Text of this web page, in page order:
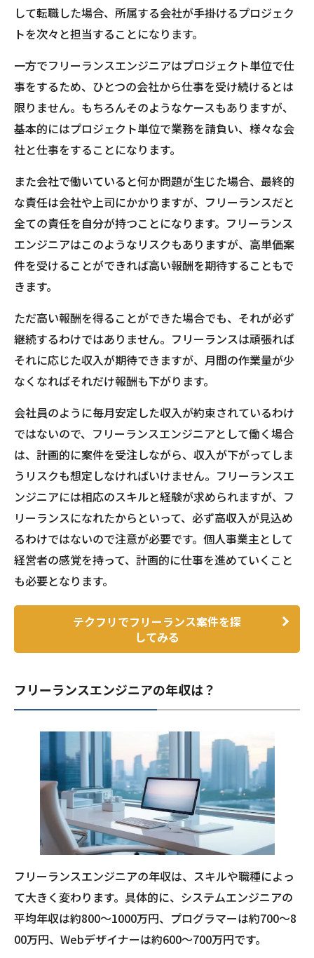
して転職した場合、所属する会社が手掛けるプロジェク
トを次々と担当することになります。
一方でフリーランスエンジニアはプロジェクト単位で仕
事をするため、ひとつの会社から仕事を受け続けるとは
限りません。もちろんそのようなケースもありますが、
基本的にはプロジェクト単位で業務を請負い、様々な会
社と仕事をすることになります。
また会社で働いていると何か問題が生じた場合、最終的
な責任は会社や上司にかかりますが、フリーランスだと
全ての責任を自分が持つことになります。フリーランス
エンジニアはこのようなリスクもありますが、高単価案
件を受けることができれば高い報酬を期待することもで
きます。
ただ高い報酬を得ることができた場合でも、それが必ず
継続するわけではありません。フリーランスは頑張れば
それに応じた収入が期待できますが、月間の作業量が少
なくなればそれだけ報酬も下がります。
会社員のように毎月安定した収入が約束されているわけ
ではないので、フリーランスエンジニアとして働く場合
は、計画的に案件を受注しながら、収入が下がってしま
うリスクも想定しなければいけません。フリーランスエ
ンジニアには相応のスキルと経験が求められますが、フ
リーランスになれたからといって、必ず高収入が見込め
るわけではないので注意が必要です。個人事業主として
経営者の感覚を持って、計画的に仕事を進めていくこと
も必要となります。
テクフリでフリーランス案件を探
してみる
フリーランスエンジニアの年収は？
フリーランスエンジニアの年収は、スキルや職種によっ
て大きく変わります。具体的に、システムエンジニアの
平均年収は約800〜1000万円、プログラマーは約700〜8
00万円、Webデザイナーは約600〜700万円です。